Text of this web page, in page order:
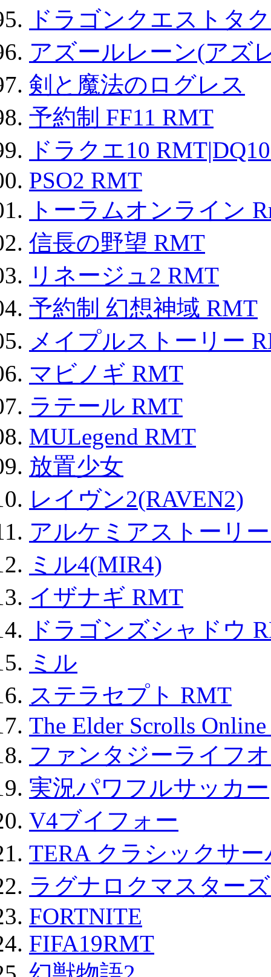
ドラゴンクエストタ
アズールレーン(アズ
剣と魔法のログレス
予約制 FF11 RMT
ドラクエ10
PSO2 RMT
トーラムオンライン
信長の野望 RMT
リネージュ2 RMT
予約制 幻想神域 RMT
メイプルストーリー
マビノギ RMT
ラテール RMT
MULegend RMT
放置少女
レイヴン2(RAVEN2)
アルケミアストーリ
ミル4(MIR4)
イザナギ RMT
ドラゴンズシャドウ
ミル
ステラセプト RMT
The Elder Scrolls
ファンタジーライフ
実況パワフルサッカー
V4ブイフォー
TERA クラシックサ
ラグナロクマスター
FORTNITE
FIFA19RMT